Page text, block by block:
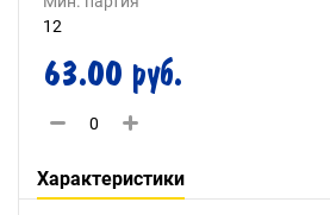
12
63.00 руб.
Характеристики